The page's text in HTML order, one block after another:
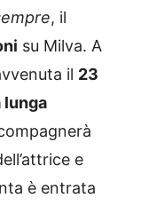
, il
su Milva. A
il 23
lunga
e
è entrata